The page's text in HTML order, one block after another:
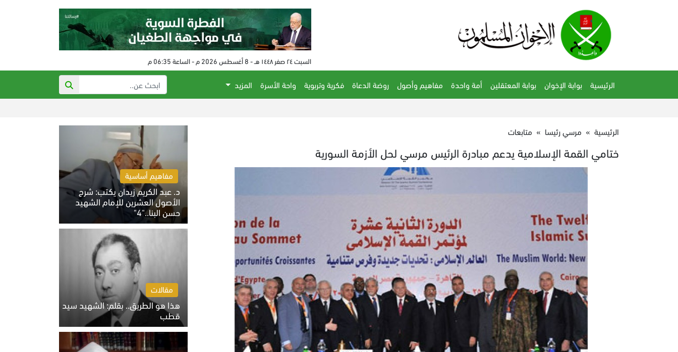
السبت ٢٤ صفر ١٤٤٨ هـ - 8 أغسطس 2026 م - الساعة 06:35 م
الرئيسية بوابة الإخوان بوابة المعتقلين أمة واحدة مفاهيم وأصول روضة الدعاة فكرية وتربوية واحة الأسرة
المزيد
الرئيسية » مرسي رئيسا » متابعات
ختامي القمة الإسلامية يدعم مبادرة الرئيس مرسي لحل الأزمة السورية
مفاهيم أساسية
د. عبد الكريم زيدان يكتب: شرح
الأصول العشرين للإمام الشهيد
حسن البنا.."4"
الخميس 6 أغسطس 2026 10:27 ص
مقالات
هذا هو الطريق.. بقلم: الشهيد سيد
قطب
الخميس 6 أغسطس 2026 10:52 ص